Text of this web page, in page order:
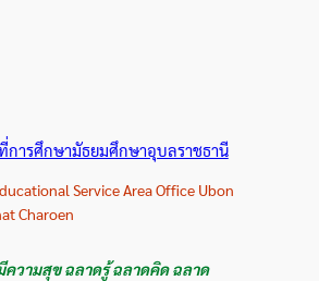
การศึกษามัธยมศึกษาอุบลราชธานี
Service Area Office Ubon
Charoen
ความสุข ฉลาดรู้ ฉลาดคิด ฉลาด